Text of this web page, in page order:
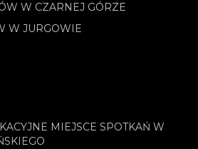
W CZARNEJ GÓRZE
W JURGOWIE
MIEJSCE SPOTKAŃ W